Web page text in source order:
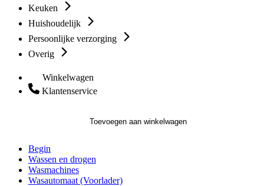
Keuken
Huishoudelijk
Persoonlijke verzorging
Overig
Winkelwagen
Klantenservice
Toevoegen aan winkelwagen
Begin
Wassen en drogen
Wasmachines
Wasautomaat (Voorlader)